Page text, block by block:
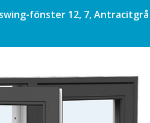
fönster 12, 7, Antracitgrå